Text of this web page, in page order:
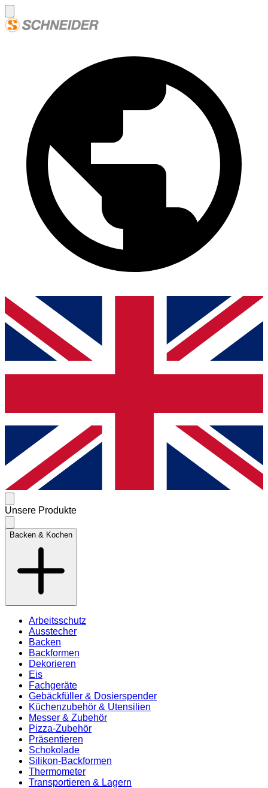
Unsere Produkte
Backen & Kochen
Arbeitsschutz
Ausstecher
Backen
Backformen
Dekorieren
Eis
Fachgeräte
Gebäckfüller & Dosierspender
Küchenzubehör & Utensilien
Messer & Zubehör
Pizza-Zubehör
Präsentieren
Schokolade
Silikon-Backformen
Thermometer
Transportieren & Lagern